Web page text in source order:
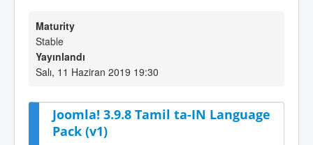
Maturity
Stable
Yayınlandı
Salı, 11 Haziran 2019 19:30
Joomla! 3.9.8 Tamil ta-IN Language
Pack (v1)